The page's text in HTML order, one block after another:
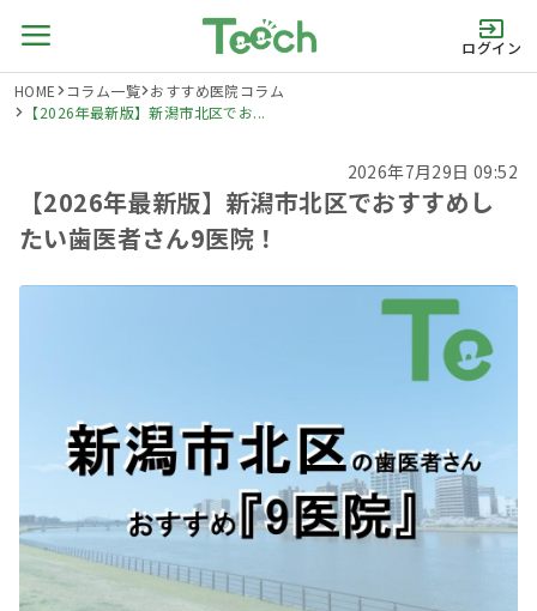
ログイン
HOME コラム一覧 おすすめ医院コラム
【2026年最新版】新潟市北区でお...
2026年7月29日 09:52
【2026年最新版】新潟市北区でおすすめし
たい歯医者さん9医院！